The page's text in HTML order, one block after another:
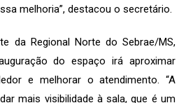
melhoria”, destacou o secretário.
da Regional Norte do Sebrae/MS,
do espaço irá aproximar
e melhorar o atendimento. “A
mais visibilidade à sala, que é um